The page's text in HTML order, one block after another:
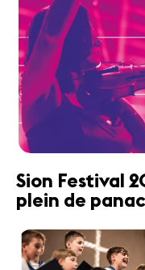
Sion Festival
plein de